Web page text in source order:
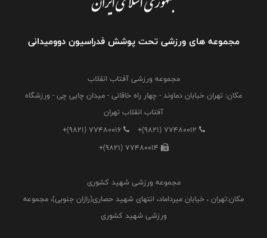
مجموعه های ورزشی تحت پوشش فدراسیون دوومیدانی
مجموعه ورزشی آفتاب انقلاب
مکان: تهران خیابان دماوند - چهار راه خاقانی - میدان چایی چی - ورزشگاه
آفتاب انقلاب تهران
+(9821) 77480012
+(9821) 77480016
+(9821) 77480014
مجموعه ورزشی شهید کشوری
مکان:تهران ، خیابان میرداماد، انتهای شهید حصاری(رازان جنوبی)، مجموعه
ورزشی شهید کشوری